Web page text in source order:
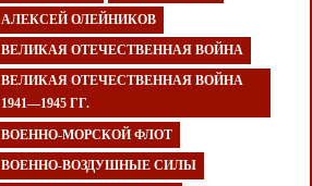
АЛЕКСЕЙ ОЛЕЙНИКОВ
ВЕЛИКАЯ ОТЕЧЕСТВЕННАЯ ВОЙНА
ВЕЛИКАЯ ОТЕЧЕСТВЕННАЯ ВОЙНА
1941—1945 ГГ.
ВОЕННО-МОРСКОЙ ФЛОТ
ВОЕННО-ВОЗДУШНЫЕ СИЛЫ